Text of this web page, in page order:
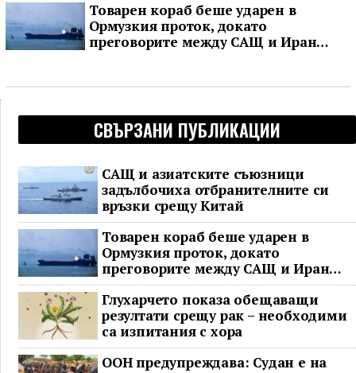
Товарен кораб беше ударен в
Ормузкия проток, докато
преговорите между САЩ и Иран
СВЪРЗАНИ ПУБЛИКАЦИИ
САЩ и азиатските съюзници
задълбочиха отбранителните си
връзки срещу Китай
Товарен кораб беше ударен в
Ормузкия проток, докато
преговорите между САЩ и Иран
останаха в безизходица
Глухарчето показа обещаващи
резултати срещу рак – необходими
са изпитания с хора
ООН предупреждава: Судан е на